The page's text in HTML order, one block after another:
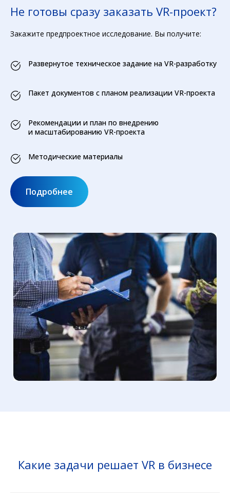
Не готовы сразу заказать VR-проект?
Закажите предпроектное исследование. Вы получите:
Развернутое техническое задание на VR-разработку
Пакет документов с планом реализации VR-проекта
Рекомендации и план по внедрению
и масштабированию VR-проекта
Методические материалы
Подробнее
Какие задачи решает VR в бизнесе